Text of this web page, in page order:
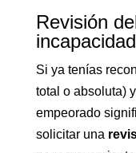
Revisión
incapacidad
Si ya tenías
total o absoluta)
empeorado
solicitar una